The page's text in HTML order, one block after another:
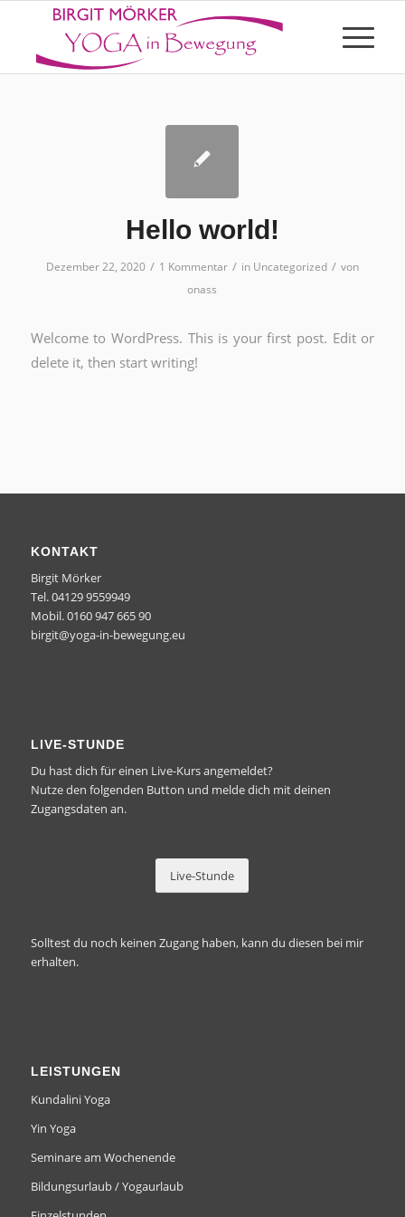
Hello world!
Dezember 22, 2020 / 1 Kommentar / in Uncategorized / von
onass
Welcome to WordPress. This is your first post. Edit or
delete it, then start writing!
KONTAKT
Birgit Mörker
Tel. 04129 9559949
Mobil. 0160 947 665 90
birgit@yoga-in-bewegung.eu
LIVE-STUNDE
Du hast dich für einen Live-Kurs angemeldet?
Nutze den folgenden Button und melde dich mit deinen
Zugangsdaten an.
Live-Stunde
Solltest du noch keinen Zuganghaben, kann du diesen bei mir
erhalten.
LEISTUNGEN
Kundalini Yoga
Yin Yoga
Seminare am Wochenende
Bildungsurlaub / Yogaurlaub